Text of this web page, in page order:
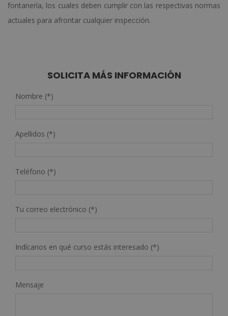
fontanería, los cuales deben cumplir con las respectivas normas
actuales para afrontar cualquier inspección.
SOLICITA MÁS INFORMACIÓN
Nombre (*)
Apellidos (*)
Teléfono (*)
Tu correo electrónico (*)
Indícanos en qué curso estás interesado (*)
Mensaje